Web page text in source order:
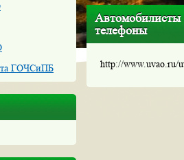
ГОЧСиПБ
Автомобилисты
телефоны
http://www.uvao.ru/